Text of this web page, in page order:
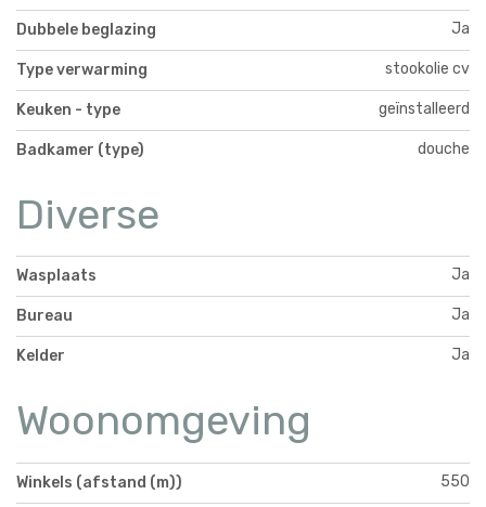
Dubbele beglazing Ja
Type verwarming stookolie cv
Keuken - type geïnstalleerd
Badkamer (type) douche
Diverse
Wasplaats Ja
Bureau Ja
Kelder Ja
Woonomgeving
Winkels (afstand (m)) 550